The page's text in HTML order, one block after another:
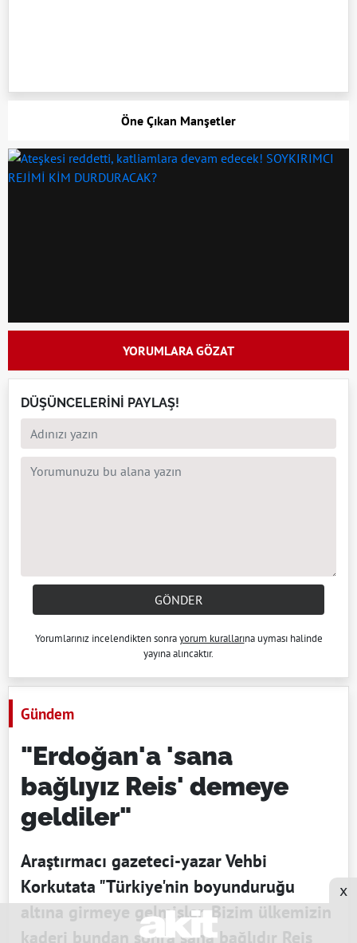
Öne Çıkan Manşetler
YORUMLARA GÖZAT
DÜŞÜNCELERİNİ PAYLAŞ!
GÖNDER
Yorumlarınız incelendikten sonrayorum kurallarına uyması halinde
yayına alıncaktır.
Gündem
"Erdoğan'a 'sana
bağlıyız Reis' demeye
geldiler"
Araştırmacı gazeteci-yazar Vehbi
Korkutata "Türkiye'nin boyunduruğu
altına girmeye gelmişler. Bizim ülkemizin
kaderi bundan sonra sana bağlıdır Reis
x